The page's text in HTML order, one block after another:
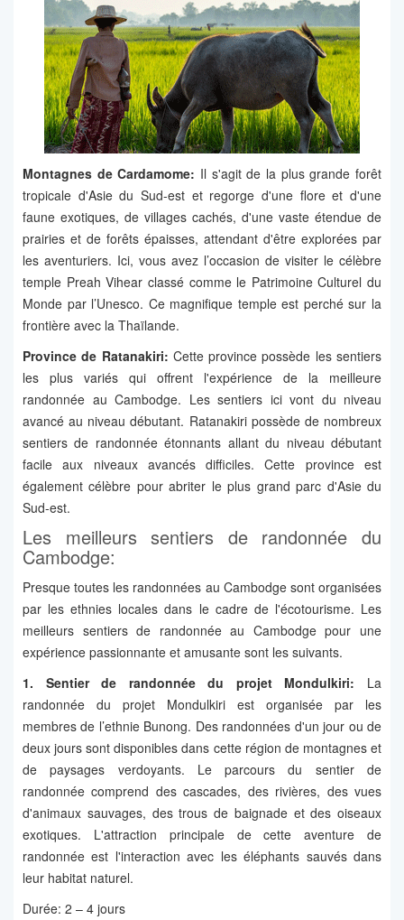
Montagnes de Cardamome: Il s'agit de la plus grande forêt
tropicale d'Asie du Sud-est et regorge d'une flore et d'une
faune exotiques, de villages cachés, d'une vaste étendue de
prairies et de forêts épaisses, attendant d'être explorées par
les aventuriers. Ici, vous avez l’occasion de visiter le célèbre
temple Preah Vihear classé comme le Patrimoine Culturel du
Monde par l’Unesco. Ce magnifique temple est perché sur la
frontière avec la Thaïlande.
Province de Ratanakiri: Cette province possède les sentiers
les plus variés qui offrent l'expérience de la meilleure
randonnée au Cambodge. Les sentiers ici vont du niveau
avancé au niveau débutant. Ratanakiri possède de nombreux
sentiers de randonnée étonnants allant du niveau débutant
facile aux niveaux avancés difficiles. Cette province est
également célèbre pour abriter le plus grand parc d'Asie du
Sud-est.
Les meilleurs sentiers de randonnée du
Cambodge:
Presque toutes les randonnées au Cambodge sont organisées
par les ethnies locales dans le cadre de l'écotourisme. Les
meilleurs sentiers de randonnée au Cambodge pour une
expérience passionnante et amusante sont les suivants.
1. Sentier de randonnée du projet Mondulkiri: La
randonnée du projet Mondulkiri est organisée par les
membres de l’ethnie Bunong. Des randonnées d'un jour ou de
deux jours sont disponibles dans cette région de montagnes et
de paysages verdoyants. Le parcours du sentier de
randonnée comprend des cascades, des rivières, des vues
d'animaux sauvages, des trous de baignade et des oiseaux
exotiques. L'attraction principale de cette aventure de
randonnée est l'interaction avec les éléphants sauvés dans
leur habitat naturel.
Durée: 2 – 4 jours